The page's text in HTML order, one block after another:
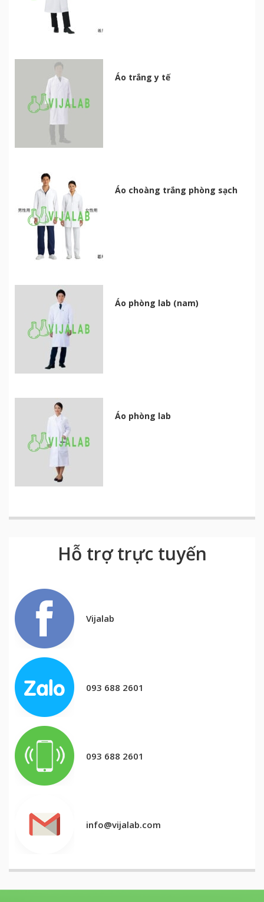
Áo trắng y tế
Áo choàng trắng phòng sạch
Áo phòng lab (nam)
Áo phòng lab
Hỗ trợ trực tuyến
Vijalab
093 688 2601
093 688 2601
info@vijalab.com